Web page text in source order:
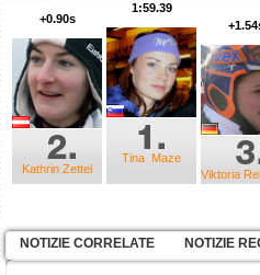
Tina Maze
1:59.39
Kathrin Zettel
+0.90s
Viktoria
NOTIZIE CORRELATE NOTIZIE